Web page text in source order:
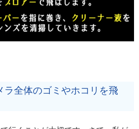
ラ全体のゴミやホコリを飛